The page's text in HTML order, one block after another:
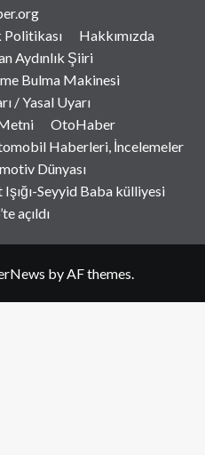
Hakkımızda
Aydınlık Şiiri
Bulma Makinesi
/ Yasal Uyarı
OtoHaber
Haberleri, İncelemeler
Dünyası
Seyyid Baba külliyesi
açıldı
by AF themes.